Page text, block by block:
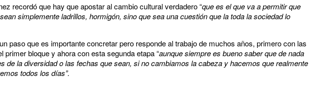
recordó que hay que apostar al cambio cultural verdadero “que es el que va a permitir que
simplemente ladrillos, hormigón, sino que sea una cuestión que la toda la sociedad lo
paso que es importante concretar pero responde al trabajo de muchos años, primero con las
primer bloque y ahora con esta segunda etapa “aunque siempre es bueno saber que de nada
de la diversidad o las fechas que sean, si no cambiamos la cabeza y hacemos que realmente
todos los días”.